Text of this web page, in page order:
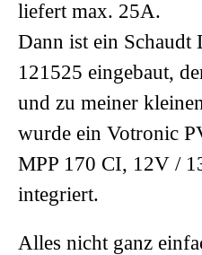
liefert max. 25A.
Dann ist ein Schaudt
121525 eingebaut,
und zu meiner
wurde ein Votronic
MPP 170 CI, 12V /
integriert.
Alles nicht ganz